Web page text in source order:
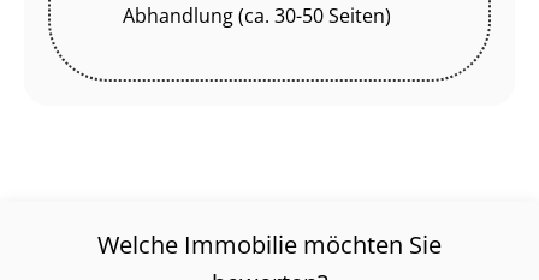
Abhandlung (ca. 30-50 Seiten)
Welche Immobilie möchten Sie